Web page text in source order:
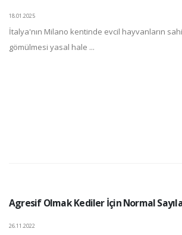
18.01.2025
İtalya'nın Milano kentinde evcil hayvanların
gömülmesi yasal hale ...
Agresif Olmak Kediler İçin Normal
26.11.2022